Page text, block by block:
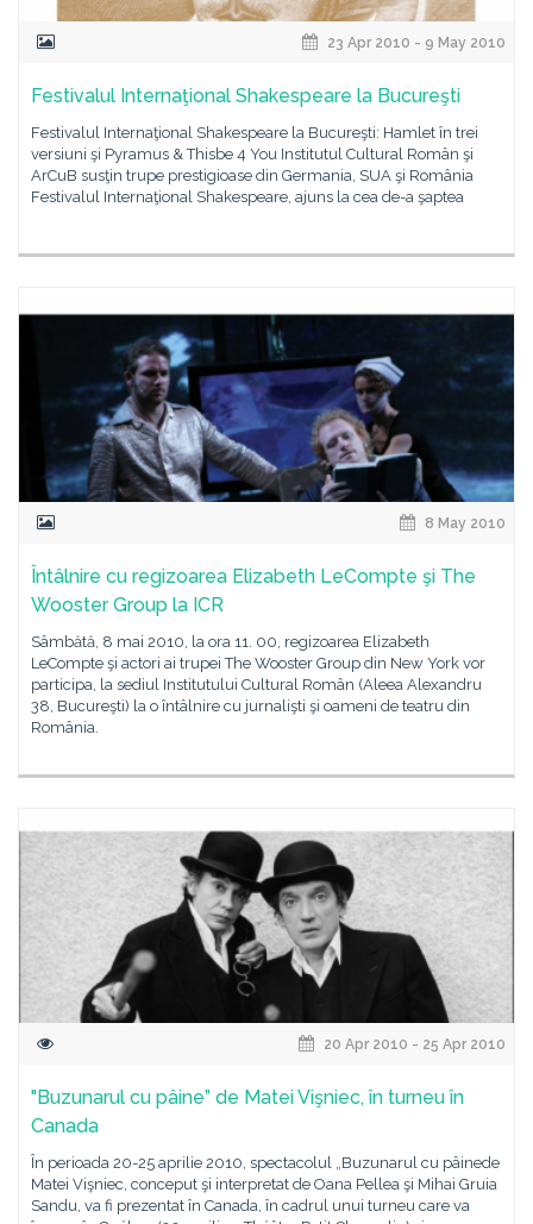
23 Apr 2010 - 9 May 2010
Festivalul Internaţional Shakespeare la Bucureşti
Festivalul Internaţional Shakespeare la Bucureşti: Hamlet în trei
versiuni şi Pyramus & Thisbe 4 You Institutul Cultural Român şi
ArCuB susţin trupe prestigioase din Germania, SUA şi România
Festivalul Internaţional Shakespeare, ajuns la cea de-a şaptea
8 May 2010
Întâlnire cu regizoarea Elizabeth LeCompte şi The
Wooster Group la ICR
Sâmbătă, 8 mai 2010, la ora 11. 00, regizoarea Elizabeth
LeCompte şi actori ai trupei The Wooster Group din New York vor
participa, la sediul Institutului Cultural Român (Aleea Alexandru
38, Bucureşti) la o întâlnire cu jurnalişti şi oameni de teatru din
România.
20 Apr 2010 - 25 Apr 2010
"Buzunarul cu pâine” de Matei Vişniec, în turneu în
Canada
În perioada 20-25 aprilie 2010, spectacolul „Buzunarul cu pâinede
Matei Vişniec, conceput şi interpretat de Oana Pellea şi Mihai Gruia
Sandu, va fi prezentat în Canada, în cadrul unui turneu care va